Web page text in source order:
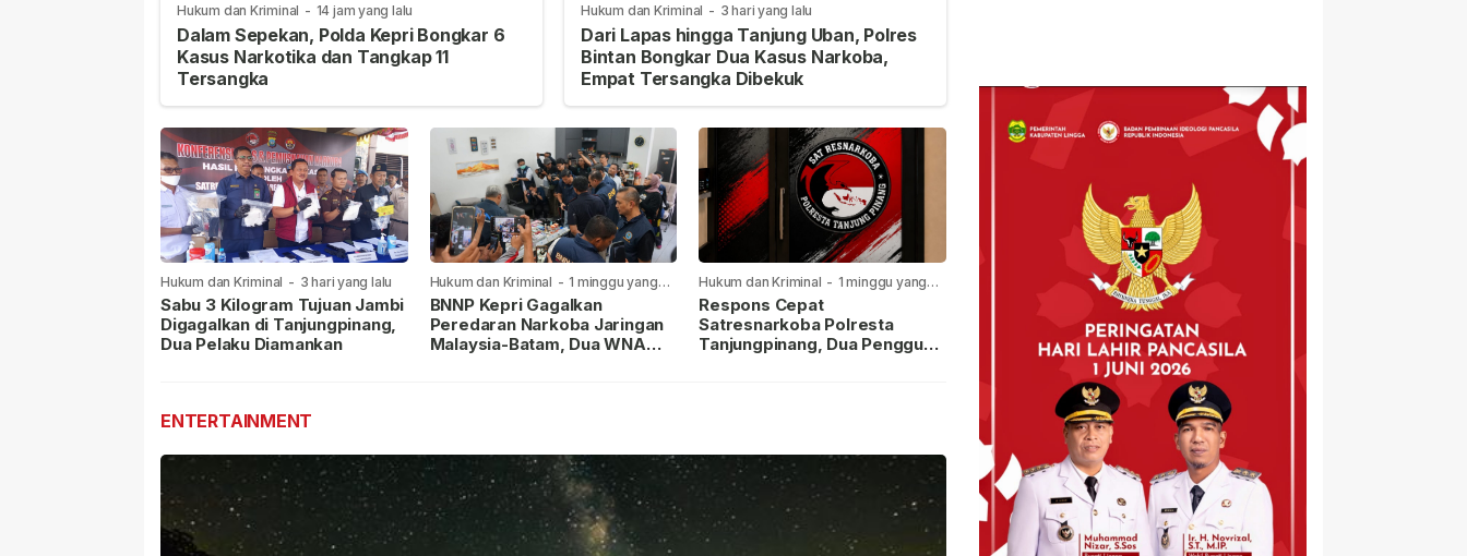
Hukum dan Kriminal - 14 jam yang lalu
Dalam Sepekan, Polda Kepri Bongkar 6
Kasus Narkotika dan Tangkap 11
Tersangka
Hukum dan Kriminal - 3 hari yang lalu
Dari Lapas hingga Tanjung Uban, Polres
Bintan Bongkar Dua Kasus Narkoba,
Empat Tersangka Dibekuk
Hukum dan Kriminal - 3 hari yang lalu
Sabu 3 Kilogram Tujuan Jambi
Digagalkan di Tanjungpinang,
Dua Pelaku Diamankan
Hukum dan Kriminal - 1 minggu yang
lalu
BNNP Kepri Gagalkan
Peredaran Narkoba Jaringan
Malaysia-Batam, Dua WNA
Hukum dan Kriminal - 1 minggu yang
lalu
Respons Cepat
Satresnarkoba Polresta
Tanjungpinang, Dua Pengguna
ENTERTAINMENT